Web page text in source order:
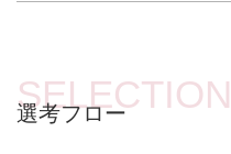
選考フロー